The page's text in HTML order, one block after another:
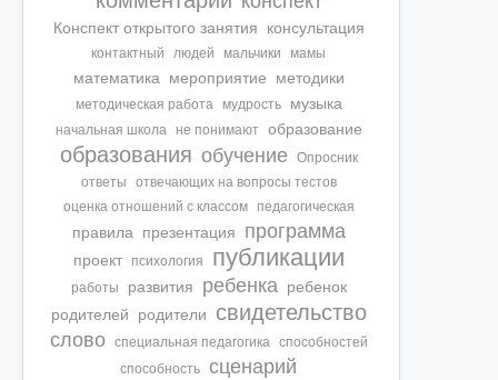
Конспект открытого занятия консультация
контактный людей мальчики мамы
математика мероприятие методики
методическая работа мудрость музыка
начальная школа не понимают образование
образования обучение
Опросник
ответы
отвечающих на вопросы тестов
оценка отношений с классом
педагогическая
правила презентация программа
проект психология публикации
работы развития ребенка ребенок
родителей
родители свидетельство
слово специальная педагогика
способностей
способность сценарий